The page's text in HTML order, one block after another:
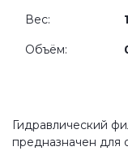
Вес:
Объём:
Гидравлический
предназначен для